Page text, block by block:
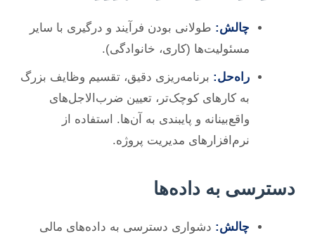
چالش: طولانی بودن فرآیند و درگیری با سایر
مسئولیت‌ها (کاری، خانوادگی).
راه‌حل: برنامه‌ریزی دقیق، تقسیم وظایف بزرگ
به کارهای کوچک‌تر، تعیین ضرب‌الاجل‌های
واقع‌بینانه و پایبندی به آن‌ها. استفاده از
نرم‌افزارهای مدیریت پروژه.
دسترسی به داده‌ها
چالش: دشواری دسترسی به داده‌های مالی